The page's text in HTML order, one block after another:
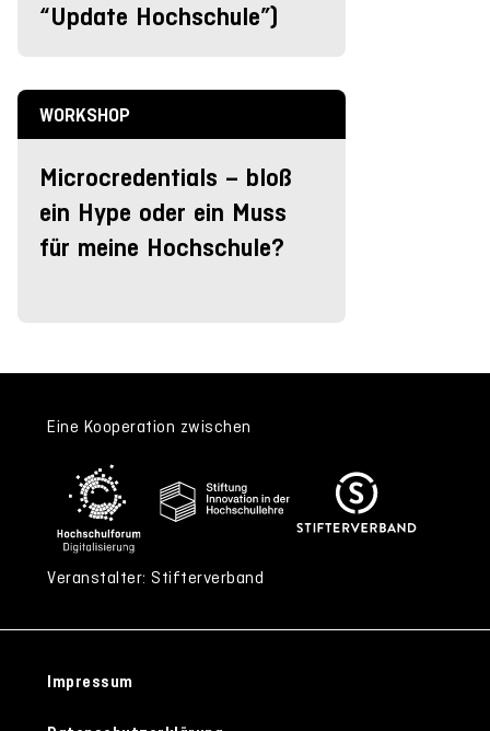
“Update Hochschule”)
WORKSHOP
Microcredentials – bloß
ein Hype oder ein Muss
für meine Hochschule?
Eine Kooperation zwischen
Veranstalter: Stifterverband
Impressum